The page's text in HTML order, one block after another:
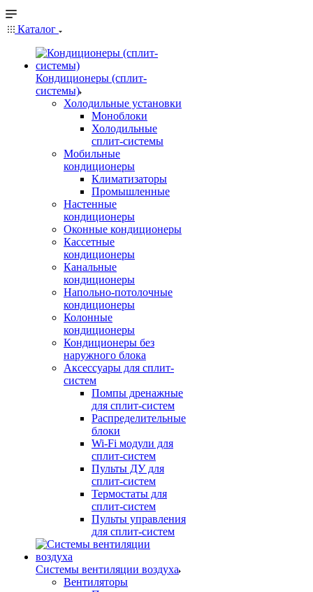
Каталог
Кондиционеры (сплит-
системы)
Холодильные установки
Моноблоки
Холодильные
сплит-системы
Мобильные
кондиционеры
Климатизаторы
Промышленные
Настенные
кондиционеры
Оконные кондиционеры
Кассетные
кондиционеры
Канальные
кондиционеры
Напольно-потолочные
кондиционеры
Колонные
кондиционеры
Кондиционеры без
наружного блока
Аксессуары для сплит-
систем
Помпы дренажные
для сплит-систем
Распределительные
блоки
Wi-Fi модули для
сплит-систем
Пульты ДУ для
сплит-систем
Термостаты для
сплит-систем
Пульты управления
для сплит-систем
Системы вентиляции воздуха
Вентиляторы